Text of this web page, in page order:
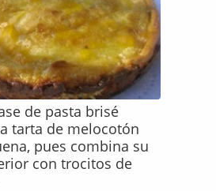
de pasta brisé
tarta de melocotón
pues combina su
con trocitos de